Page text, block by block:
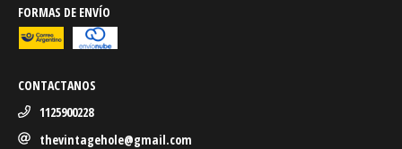
FORMAS DE ENVÍO
CONTACTANOS
1125900228
thevintagehole@gmail.com